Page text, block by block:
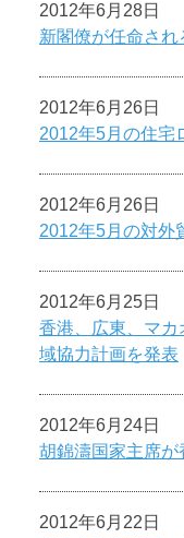
2012年6月28日
新閣僚が任命され
2012年6月26日
2012年5月の住宅
2012年6月26日
2012年5月の対外
2012年6月25日
香港、広東、マ
域協力計画を発表
2012年6月24日
胡錦濤国家主席が
2012年6月22日